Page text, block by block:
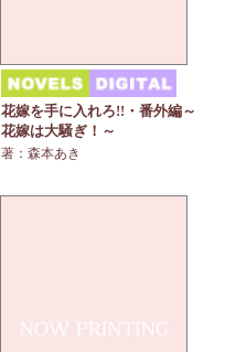
花嫁を手に入れろ!!・番外編～
花嫁は大騒ぎ！～
著：森本あき